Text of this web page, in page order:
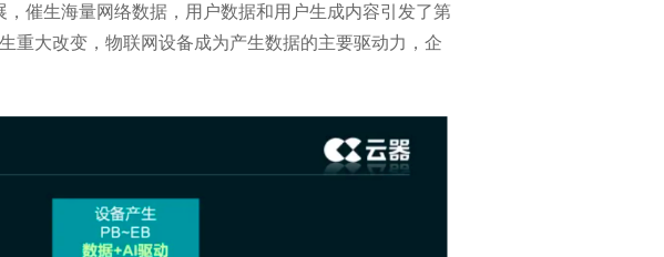
催生海量网络数据，用户数据和用户生成内容引发了第
重大改变，物联网设备成为产生数据的主要驱动力，企